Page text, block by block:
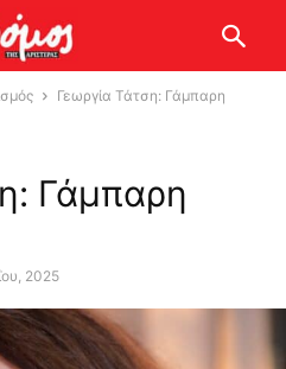
Γεωργία Τάτση: Γάμπαρη
Γάμπαρη
2025